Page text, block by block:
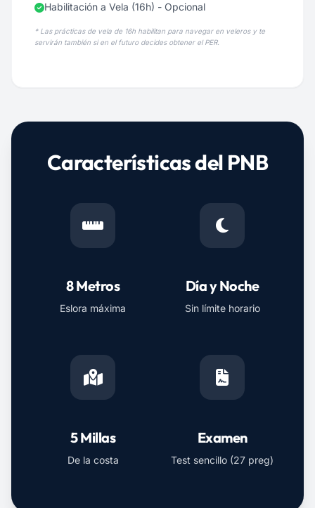
Habilitación a Vela (16h) - Opcional
* Las prácticas de vela de 16h habilitan para navegar en veleros y te
servirán también si en el futuro decides obtener el PER.
Características del PNB
8 Metros
Eslora máxima
Día y Noche
Sin límite horario
5 Millas
De la costa
Examen
Test sencillo (27 preg)